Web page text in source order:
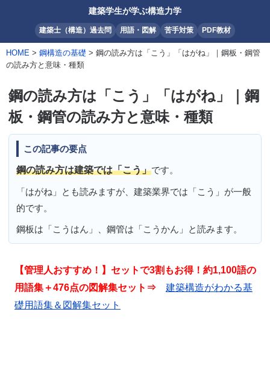
建築学生が学ぶ構造力学
建築士（構造）過去問 用語・図解 苦手対策 PDF教材
HOME > 鋼構造の基礎 > 鋼の読み方は「こう」「はがね」｜鋼板・鋼管
の読み方と意味・種類
鋼の読み方は「こう」「はがね」｜鋼
板・鋼管の読み方と意味・種類
この記事の要点
鋼の読み方は建築では「こう」です。
「はがね」とも読みますが、建築業界では「こう」が一般
的です。
鋼板は「こうはん」、鋼管は「こうかん」と読みます。
【管理人おすすめ！】セットで3割もお得！約1,100語の
用語集＋476点の図解集セット⇒ 建築構造がわかる基
礎用語集＆図解集セット